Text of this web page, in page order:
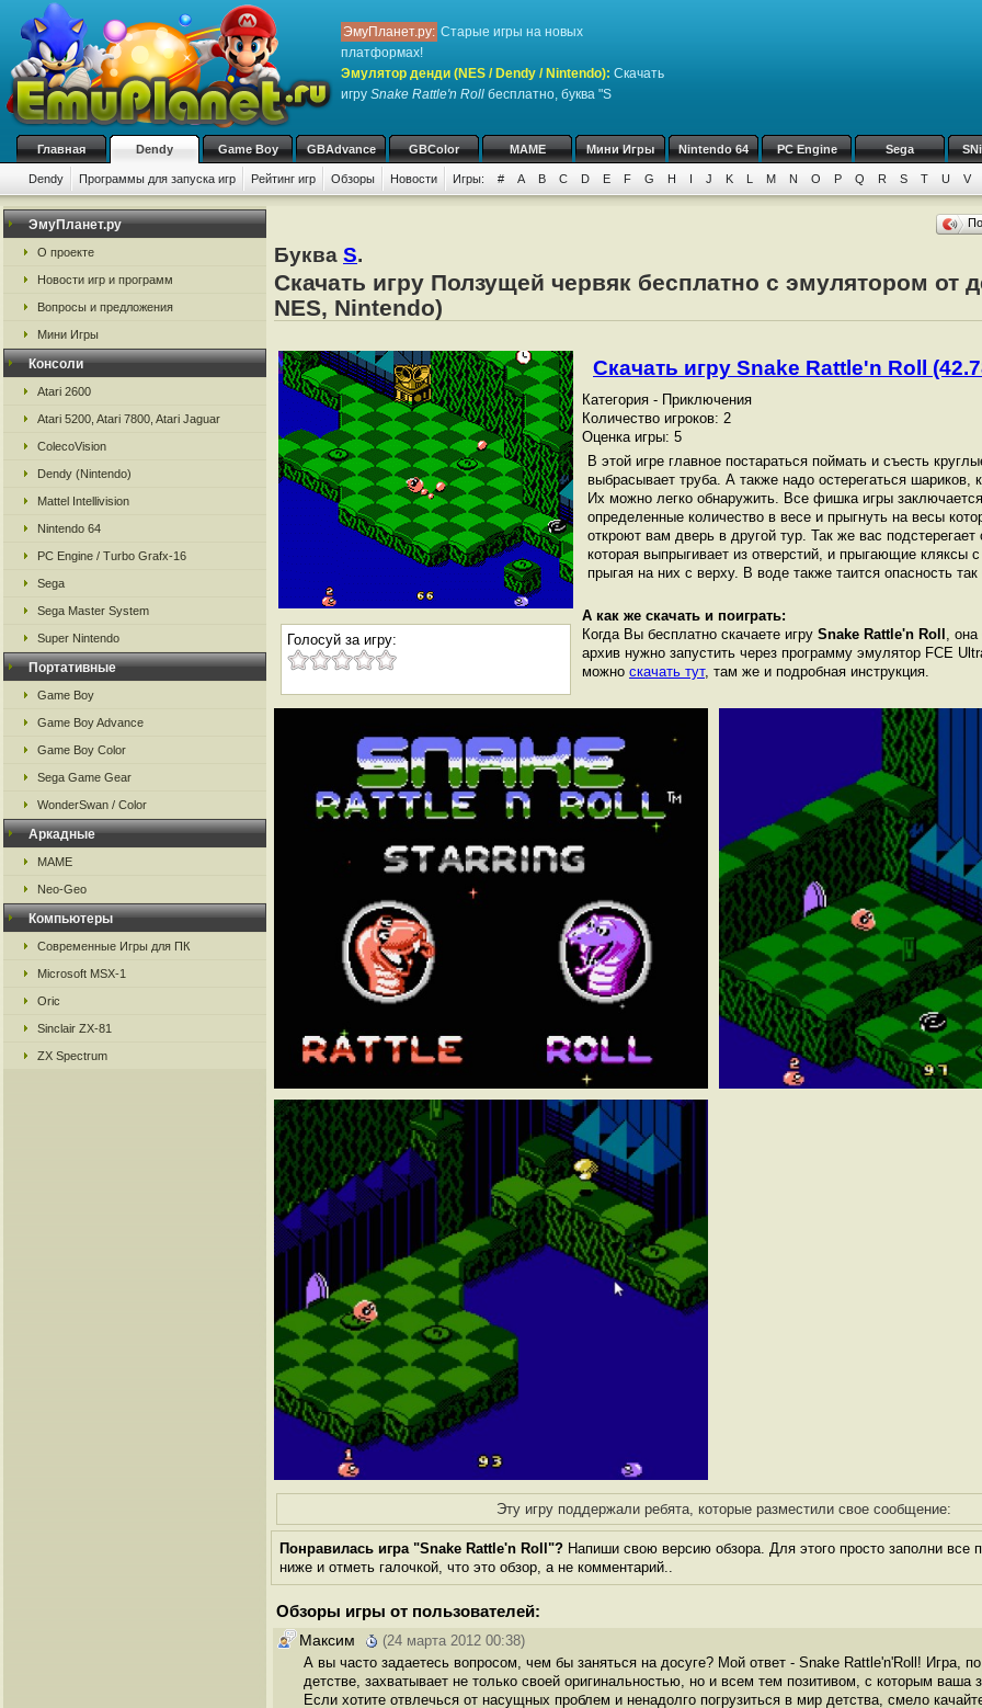
ЭмуПланет.ру: Старые игры на новых
платформах!
Эмулятор денди (NES / Dendy / Nintendo): Скачать
игру Snake Rattle'n Roll бесплатно, буква "S
Главная Dendy Game Boy GBAdvance GBColor MAME Мини Игры Nintendo 64 PC Engine Sega
Dendy Программы для запуска игр Рейтинг игр Обзоры Новости Игры: # A B C D E F G H I J K L M N O P Q R S T U V
ЭмуПланет.ру
О проекте
Новости игр и программ
Вопросы и предложения
Мини Игры
Консоли
Atari 2600
Atari 5200, Atari 7800, Atari Jaguar
ColecoVision
Dendy (Nintendo)
Mattel Intellivision
Nintendo 64
PC Engine / Turbo Grafx-16
Sega
Sega Master System
Super Nintendo
Портативные
Game Boy
Game Boy Advance
Game Boy Color
Sega Game Gear
WonderSwan / Color
Аркадные
MAME
Neo-Geo
Компьютеры
Современные Игры для ПК
Microsoft MSX-1
Oric
Sinclair ZX-81
ZX Spectrum
Буква S.
Скачать игру Ползущей червяк бесплатно с эмулятором от
NES, Nintendo)
Голосуй за игру:
Скачать игру Snake Rattle'n Roll
Категория - Приключения
Количество игроков: 2
Оценка игры: 5
В этой игре главное постараться поймать и съесть
выбрасывает труба. А также надо остерегаться шариков,
Их можно легко обнаружить. Все фишка игры
определенные количество в весе и прыгнуть на весы
откроют вам дверь в другой тур. Так же вас подстерегает
которая выпрыгивает из отверстий, и прыгающие кляксы
прыгая на них с верху. В воде также таится опасность
А как же скачать и поиграть:
Когда Вы бесплатно скачаете игру Snake Rattle'n Roll , она
архив нужно запустить через программу эмулятор FCE
можно скачать тут, там же и подробная инструкция.
Эту игру поддержали ребята, которые разместили свое сообщение:
Понравилась игра "Snake Rattle'n Roll"? Напиши свою версию обзора. Для этого просто заполни все
ниже и отметь галочкой, что это обзор, а не комментарий..
Обзоры игры от пользователей:
Максим
(24 марта 2012 00:38)
А вы часто задаетесь вопросом, чем бы заняться на досуге? Мой ответ - Snake Rattle'n'Roll! Игра,
детстве, захватывает не только своей оригинальностью, но и всем тем позитивом, с которым ваша
Если хотите отвлечься от насущных проблем и ненадолго погрузиться в мир детства, смело